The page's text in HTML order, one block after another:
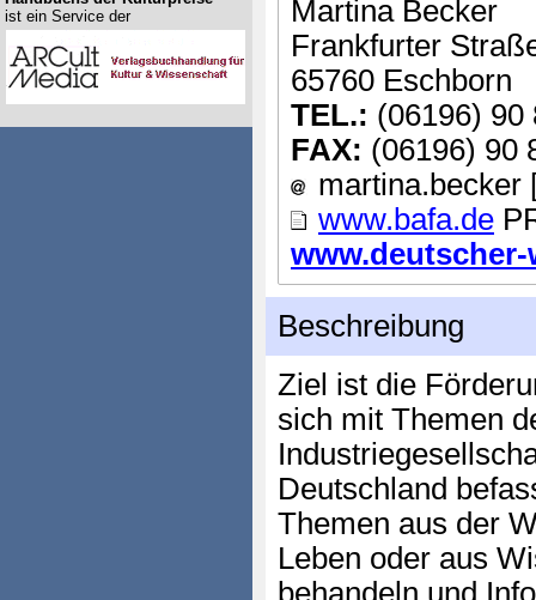
Martina Becker
Frankfurter
65760 Eschborn
TEL.: (06196) 90
FAX: (06196) 90
martina.becker
www.bafa.de
Beschreibung
Ziel ist die
sich mit Themen
Deutschland
Themen aus der
Leben oder aus
behandeln und
ist ein Service der